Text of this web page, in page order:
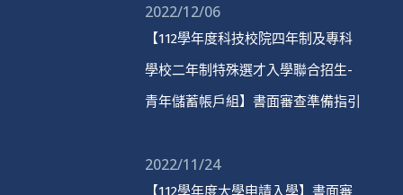
2022/12/06
【112學年度科技校院四年制及專科
學校二年制特殊選才入學聯合招生-
青年儲蓄帳戶組】書面審查準備指引
2022/11/24
【112學年度大學申請入學】書面審